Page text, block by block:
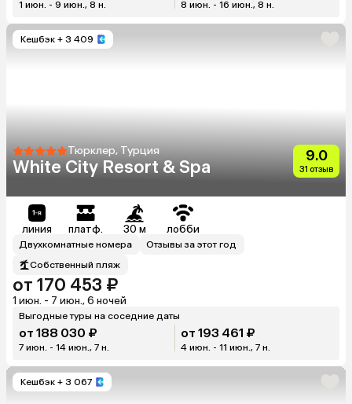
1 июн. - 9 июн., 8 н. 8 июн. - 16 июн., 8 н.
Кешбэк + 3 409
Тюрклер, Турция
White City Resort & Spa
9.0
31 отзыв
линия платф. 30 м лобби
Двухкомнатные номера
Отзывы за этот год
Собственный пляж
от 170 453 ₽
1 июн. - 7 июн., 6 ночей
Выгодные туры на соседние даты
от 188 030 ₽
7 июн. - 14 июн., 7 н.
от 193 461 ₽
4 июн. - 11 июн., 7 н.
Кешбэк + 3 067